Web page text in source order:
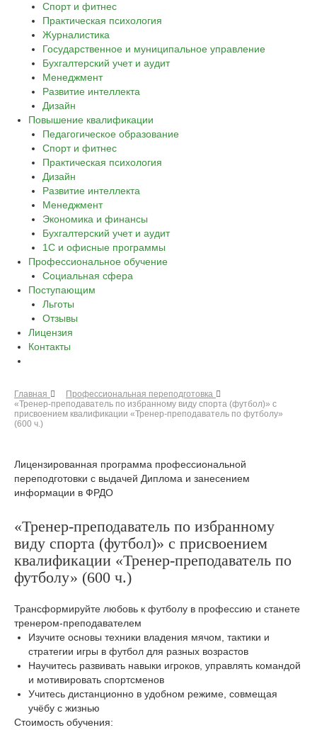
Спорт и фитнес
Практическая психология
Журналистика
Государственное и муниципальное управление
Бухгалтерский учет и аудит
Менеджмент
Развитие интеллекта
Дизайн
Повышение квалификации
Педагогическое образование
Спорт и фитнес
Практическая психология
Дизайн
Развитие интеллекта
Менеджмент
Экономика и финансы
Бухгалтерский учет и аудит
1С и офисные программы
Профессиональное обучение
Социальная сфера
Поступающим
Льготы
Отзывы
Лицензия
Контакты
Главная
Профессиональная переподготовка
«Тренер-преподаватель по избранному виду спорта (футбол)» с
присвоением квалификации «Тренер-преподаватель по футболу»
(600 ч.)
Лицензированная программа профессиональной
переподготовки с выдачей Диплома и занесением
информации в ФРДО
«Тренер-преподаватель по избранному
виду спорта (футбол)» с присвоением
квалификации «Тренер-преподаватель по
футболу» (600 ч.)
Трансформируйте любовь к футболу в профессию и станете
тренером‑преподавателем
Изучите основы техники владения мячом, тактики и
стратегии игры в футбол для разных возрастов
Научитесь развивать навыки игроков, управлять командой
и мотивировать спортсменов
Учитесь дистанционно в удобном режиме, совмещая
учёбу с жизнью
Стоимость обучения: